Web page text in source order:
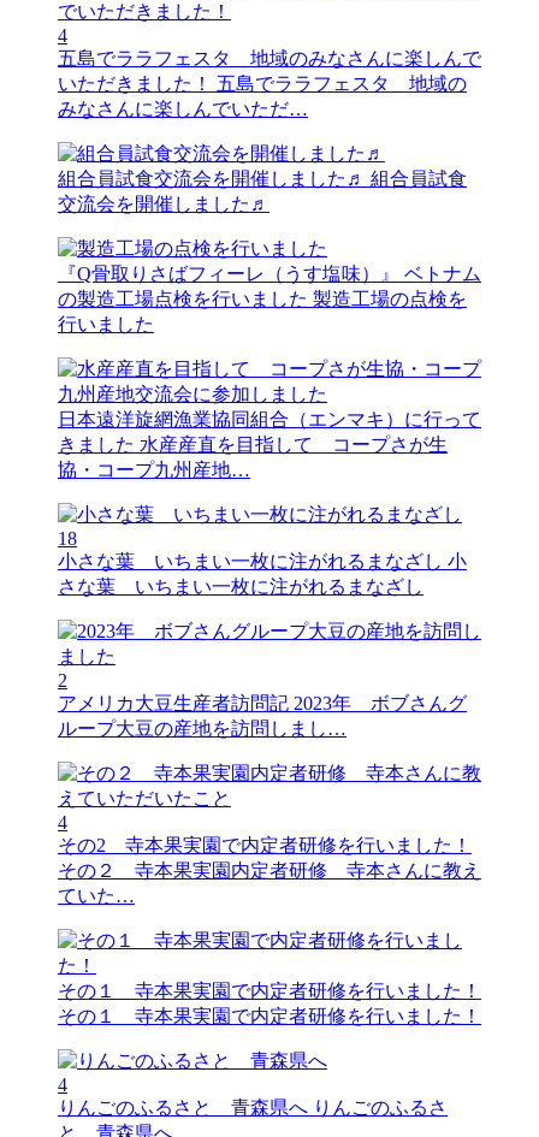
4
五島でララフェスタ 地域のみなさんに楽しんで
いただきました！
五島でララフェスタ 地域の
みなさんに楽しんでいただ…
組合員試食交流会を開催しました♬ 組合員試食
交流会を開催しました♬
『Q骨取りさばフィーレ（うす塩味）』 ベトナム
の製造工場点検を行いました 製造工場の点検を
行いました
日本遠洋旋網漁業協同組合（エンマキ）に行って
きました 水産産直を目指して コープさが生
協・コープ九州産地…
18
小さな葉 いちまい一枚に注がれるまなざし 小
さな葉 いちまい一枚に注がれるまなざし
2
アメリカ大豆生産者訪問記 2023年 ボブさんグ
ループ大豆の産地を訪問しまし…
4
その2 寺本果実園で内定者研修を行いました！
その２ 寺本果実園内定者研修 寺本さんに教え
ていた…
その１ 寺本果実園で内定者研修を行いました！
その１ 寺本果実園で内定者研修を行いました！
4
りんごのふるさと 青森県へ りんごのふるさ